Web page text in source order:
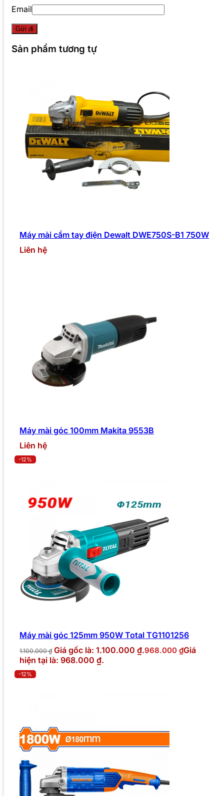
Email
Sản phẩm tương tự
Máy mài cầm tay điện Dewalt DWE750S-B1 750W
Liên hệ
Máy mài góc 100mm Makita 9553B
Liên hệ
-12%
Máy mài góc 125mm 950W Total TG1101256
1.100.000₫ Giá gốc là: 1.100.000 ₫.968.000 ₫Giá
hiện tại là: 968.000 ₫.
-12%